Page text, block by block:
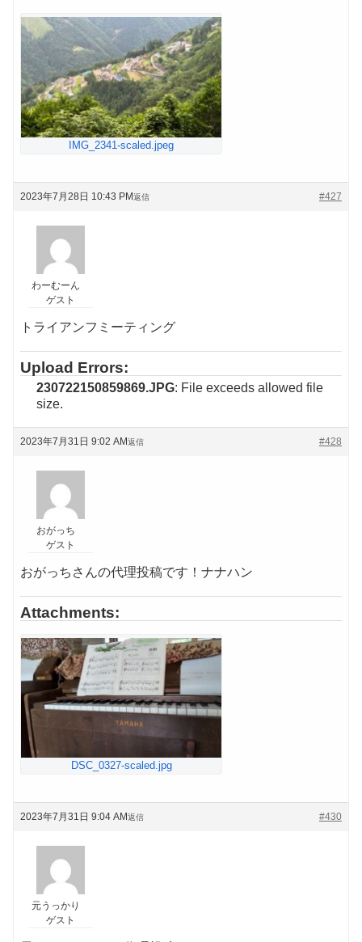
IMG_2341-scaled.jpeg
2023年7月28日 10:43 PM #427
返信
わーむーん
ゲスト
トライアンフミーティング
Upload Errors:
230722150859869.JPG: File exceeds allowed file
size.
2023年7月31日 9:02 AM #428
返信
おがっち
ゲスト
おがっちさんの代理投稿です！ナナハン
Attachments:
DSC_0327-scaled.jpg
2023年7月31日 9:04 AM #430
返信
元うっかり
ゲスト